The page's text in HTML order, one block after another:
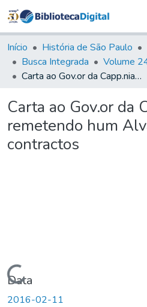
&
Tudo
Início História de São Paulo
Busca Integrada
Carta ao Gov.or da Capp.nia remetendo hum Alvará sobre contractos
Carta ao Gov.or da
remetendo hum
contractos
Carregando...
Data
2016-02-11